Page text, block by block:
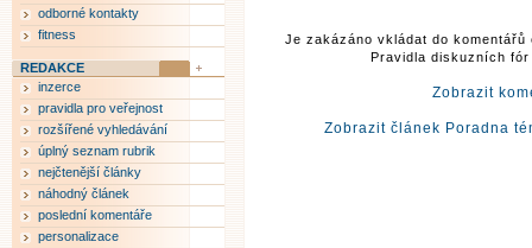
Je zakázáno vkládat do
Pravidla diskuzních
Zobrazit
Zobrazit článek Poradna
odborné kontakty
fitness
REDAKCE
inzerce
pravidla pro veřejnost
rozšířené vyhledávání
úplný seznam rubrik
nejčtenější články
náhodný článek
poslední komentáře
personalizace